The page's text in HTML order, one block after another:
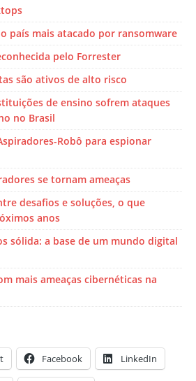
país mais atacado por ransomware
pelo Forrester
são ativos de alto risco
de ensino sofrem ataques
no Brasil
Robô para espionar
se tornam ameaças
desafios e soluções, o que
anos
sólida: a base de um mundo digital
mais ameaças cibernéticas na
Facebook LinkedIn